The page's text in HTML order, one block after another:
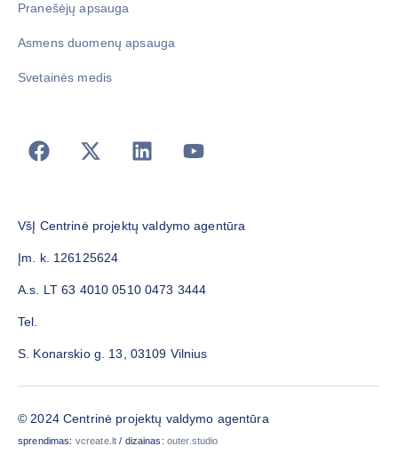
Pranešėjų apsauga
Asmens duomenų apsauga
Svetainės medis
VšĮ Centrinė projektų valdymo agentūra
Įm. k. 126125624
A.s. LT 63 4010 0510 0473 3444
Tel.
S. Konarskio g. 13, 03109 Vilnius
© 2024 Centrinė projektų valdymo agentūra
sprendimas: vcreate.lt / dizainas: outer.studio